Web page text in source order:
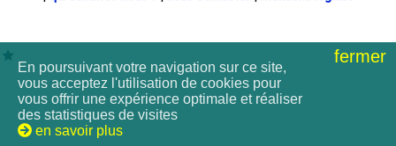
fermer
En poursuivant votre navigation sur ce site,
vous acceptez l'utilisation de cookies pour
vous offrir une expérience optimale et réaliser
des statistiques de visites
en savoir plus